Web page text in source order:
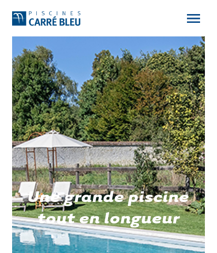
Une grande piscine
tout en longueur